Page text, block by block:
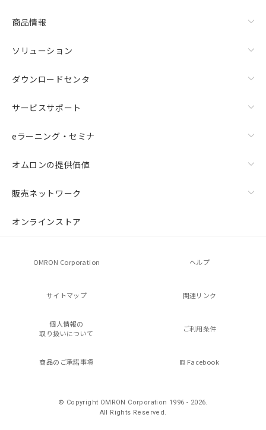
商品情報
ソリューション
ダウンロードセンタ
サービスサポート
eラーニング・セミナ
オムロンの提供価値
販売ネットワーク
オンラインストア
OMRON Corporation ヘルプ
サイトマップ 関連リンク
個人情報の
取り扱いについて
ご利用条件
商品のご承諾事項 Facebook
© Copyright OMRON Corporation 1996 - 2026.
All Rights Reserved.